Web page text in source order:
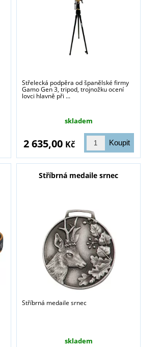
Střelecká podpěra od španělské firmy
Gamo Gen 3, tripod, trojnožku ocení
lovci hlavně při ...
skladem
2 635,00 Kč
Stříbrná medaile srnec
Stříbrná medaile srnec
skladem